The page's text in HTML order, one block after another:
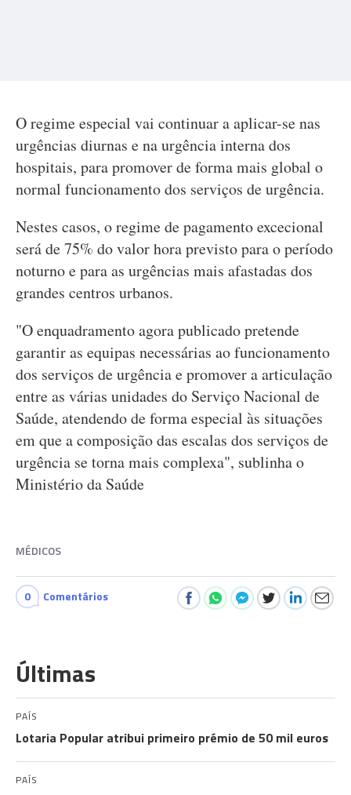
O regime especial vai continuar a aplicar-se nas
urgências diurnas e na urgência interna dos
hospitais, para promover de forma mais global o
normal funcionamento dos serviços de urgência.
Nestes casos, o regime de pagamento excecional
será de 75% do valor hora previsto para o período
noturno e para as urgências mais afastadas dos
grandes centros urbanos.
"O enquadramento agora publicado pretende
garantir as equipas necessárias ao funcionamento
dos serviços de urgência e promover a articulação
entre as várias unidades do Serviço Nacional de
Saúde, atendendo de forma especial às situações
em que a composição das escalas dos serviços de
urgência se torna mais complexa", sublinha o
Ministério da Saúde
MÉDICOS
0 Comentários
Últimas
PAÍS
Lotaria Popular atribui primeiro prémio de 50 mil euros
PAÍS